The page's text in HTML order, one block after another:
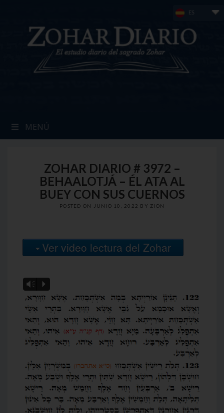
ES
MENÚ
ZOHAR DIARIO # 3972 –
BEHAALOTJÁ – ÉL ATA AL
BUEY CON SUS CUERNOS
POSTED ON JUNIO 10, 2022 BY ZION
Ver video lectura del Zohar
Vm P